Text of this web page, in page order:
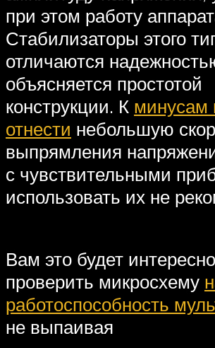
при этом работу
Стабилизаторы этого
отличаются
объясняется простотой
конструкции. К минусам
отнести небольшую
выпрямления
с чувствительными
использовать их не
Вам это будет
проверить микросхему
работоспособность
не выпаивая